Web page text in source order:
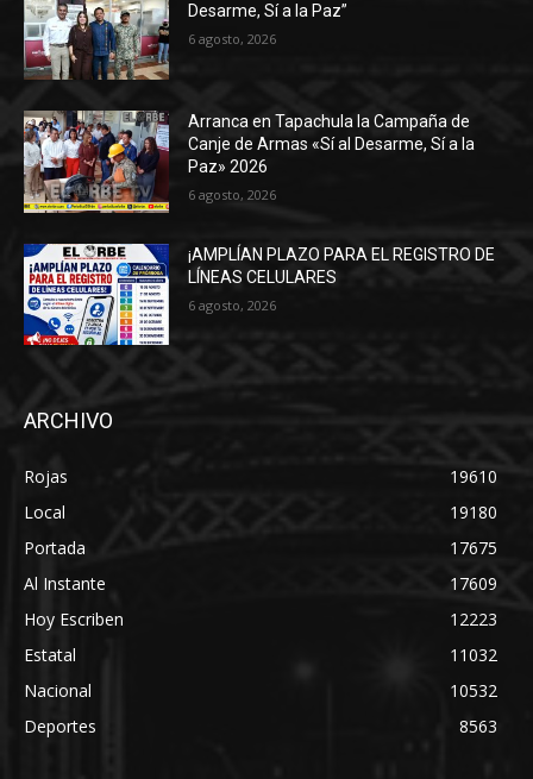
Desarme, Sí a la Paz”
6 agosto, 2026
Arranca en Tapachula la Campaña de
Canje de Armas «Sí al Desarme, Sí a la
Paz» 2026
6 agosto, 2026
¡AMPLÍAN PLAZO PARA EL REGISTRO DE
LÍNEAS CELULARES
6 agosto, 2026
ARCHIVO
Rojas
19610
Local
19180
Portada
17675
Al Instante
17609
Hoy Escriben
12223
Estatal
11032
Nacional
10532
Deportes
8563